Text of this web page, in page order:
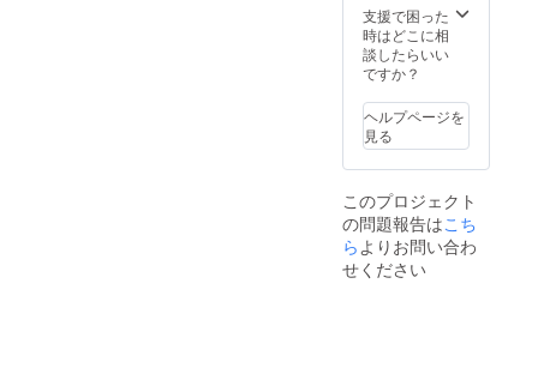
ストレ
スから
解放さ
れリ
スする
「心」
も大
切。 全
身を使
い、さ
まざま
なヨガ
合に
は、先
約が優
先とな
ので空
いてい
る時に
ご利用
く形に
なりま
す。 ※
こ本人
必ず同
一般向
けの予
約開始
日前に
を伺
い、優
先的に
ご予約
けるよ
うにし
ます。
※一般公
開後に
の宿が
別荘気
分であ
なたの
に！
オープ
ンから1
年間平
泊朝食
付2名で
貸切る
ことが
できま
を含め
一緒に
慎重に
検討さ
きます
ので、
必ずし
もお客
指定頂
くもの
ではあ
りませ
んので
であろ
う権利
をご提
供しま
日、毎
回名前
が呼ば
れる事
Stella
Marina
とは一
心同体
です！
支援で困った
時はどこに相
談したらいい
ですか？
ヘルプページを
見る
このプロジェクト
の問題報告はこち
らよりお問い合わ
せください